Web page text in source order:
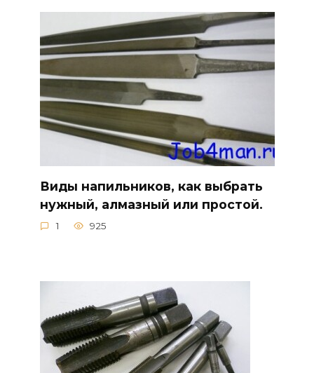
Виды напильников, как выбрать
нужный, алмазный или простой.
1 925